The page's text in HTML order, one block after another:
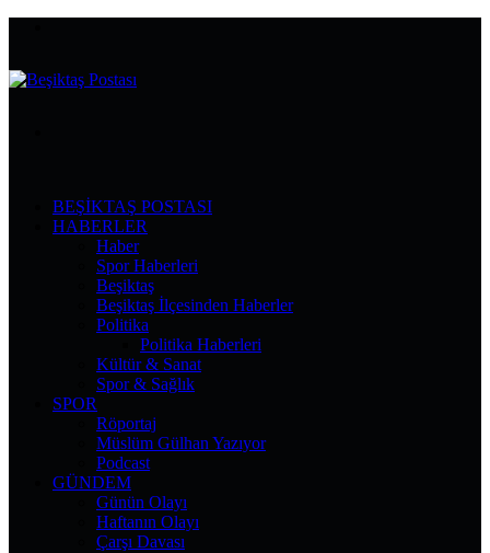
BEŞIKTAŞ POSTASI
HABERLER
Haber
Spor Haberleri
Beşiktaş
Beşiktaş İlçesinden Haberler
Politika
Politika Haberleri
Kültür & Sanat
Spor & Sağlık
SPOR
Röportaj
Müslüm Gülhan Yazıyor
Podcast
GÜNDEM
Günün Olayı
Haftanın Olayı
Çarşı Davası